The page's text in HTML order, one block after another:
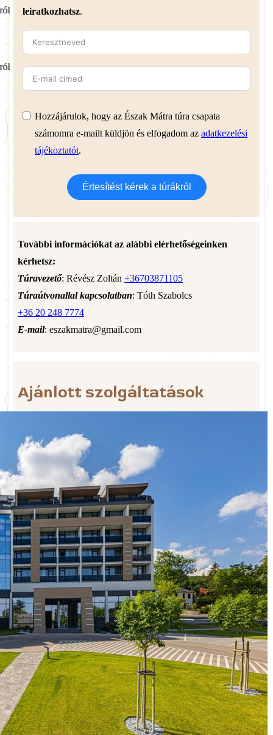
leiratkozhatsz.
Hozzájárulok, hogy az Észak Mátra túra csapata
számomra e-mailt küldjön és elfogadom az adatkezelési
tájékoztatót.
Értesítést kérek a túrákról
További információkat az alábbi elérhetőségeinken
kérhetsz:
Túravezető: Révész Zoltán +36703871105
Túraútvonallal kapcsolatban: Tóth Szabolcs
+36 20 248 7774
E-mail: eszakmatra@gmail.com
Ajánlott szolgáltatások